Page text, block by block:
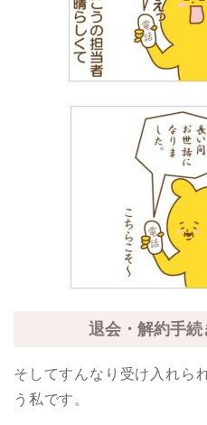
退会・解約手
そしてすんなり受け入れら
う私です。